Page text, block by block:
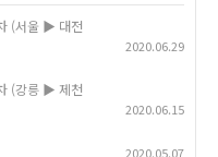
(서울 ▶ 대전
2020.06.29
(강릉 ▶ 제천
2020.06.15
2020.05.07